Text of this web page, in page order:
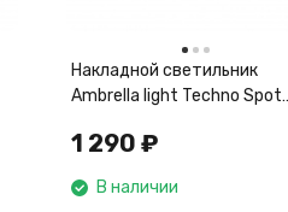
Накладной светильник
Ambrella light Techno Spot
1 290 ₽
В наличии